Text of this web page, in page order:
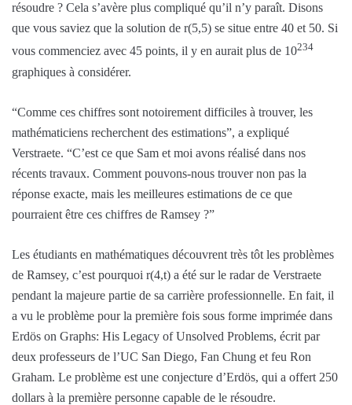
résoudre ? Cela s’avère plus compliqué qu’il n’y paraît. Disons
que vous saviez que la solution de r(5,5) se situe entre 40 et 50. Si
vous commenciez avec 45 points, il y en aurait plus de 10234
graphiques à considérer.
“Comme ces chiffres sont notoirement difficiles à trouver, les
mathématiciens recherchent des estimations”, a expliqué
Verstraete. “C’est ce que Sam et moi avons réalisé dans nos
récents travaux. Comment pouvons-nous trouver non pas la
réponse exacte, mais les meilleures estimations de ce que
pourraient être ces chiffres de Ramsey ?”
Les étudiants en mathématiques découvrent très tôt les problèmes
de Ramsey, c’est pourquoi r(4,t) a été sur le radar de Verstraete
pendant la majeure partie de sa carrière professionnelle. En fait, il
a vu le problème pour la première fois sous forme imprimée dans
Erdös on Graphs: His Legacy of Unsolved Problems, écrit par
deux professeurs de l’UC San Diego, Fan Chung et feu Ron
Graham. Le problème est une conjecture d’Erdös, qui a offert 250
dollars à la première personne capable de le résoudre.